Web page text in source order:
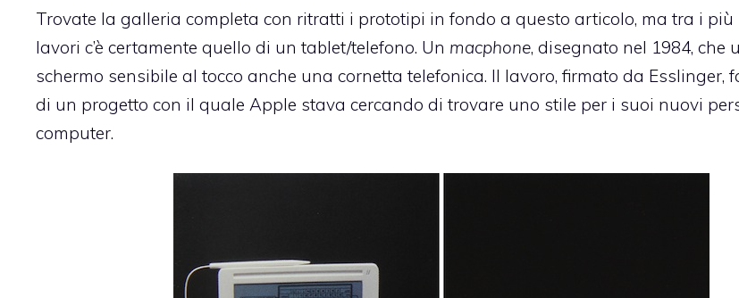
Trovate la galleria completa con ritratti i prototipi in fondo a questo articolo, ma tra i più
lavori c’è certamente quello di un tablet/telefono. Un macphone, disegnato nel 1984, che
schermo sensibile al tocco anche una cornetta telefonica. Il lavoro, firmato da Esslinger,
di un progetto con il quale Apple stava cercando di trovare uno stile per i suoi nuovi
computer.